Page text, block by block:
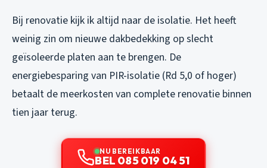
Bij renovatie kijk ik altijd naar de isolatie. Het heeft
weinig zin om nieuwe dakbedekking op slecht
geïsoleerde platen aan te brengen. De
energiebesparing van PIR-isolatie (Rd 5,0 of hoger)
betaalt de meerkosten van complete renovatie binnen
tien jaar terug.
NU BEREIKBAAR
BEL 085 019 04 51